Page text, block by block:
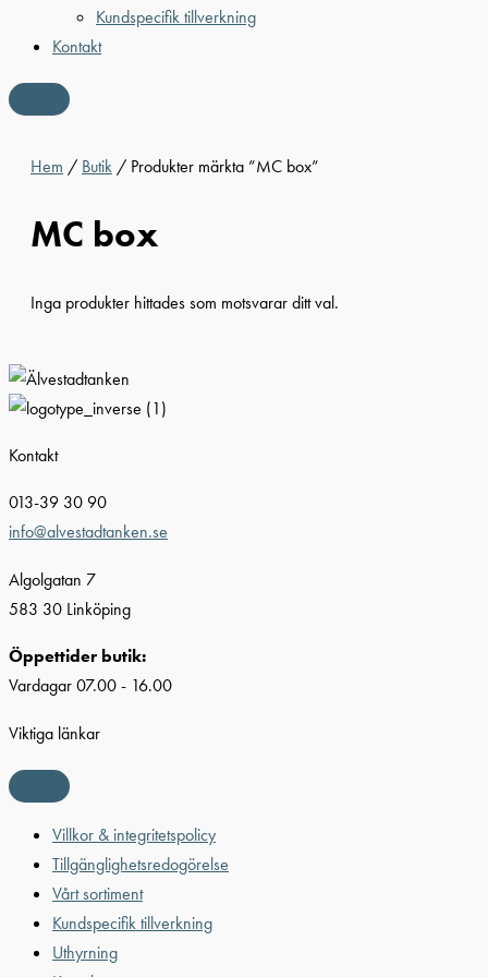
Kundspecifik tillverkning
Kontakt
Hem / Butik / Produkter märkta ”MC box”
MC box
Inga produkter hittades som motsvarar ditt val.
Kontakt
013-39 30 90
info@alvestadtanken.se
Algolgatan 7
583 30 Linköping
Öppettider butik:
Vardagar 07.00 - 16.00
Viktiga länkar
Villkor & integritetspolicy
Tillgänglighetsredogörelse
Vårt sortiment
Kundspecifik tillverkning
Uthyrning